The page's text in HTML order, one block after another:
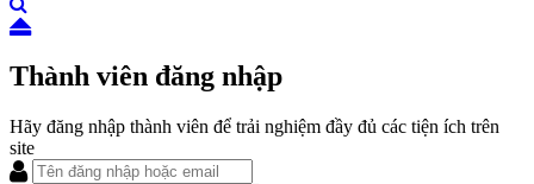
Thành viên đăng nhập
Hãy đăng nhập thành viên để trải nghiệm đầy đủ các tiện ích trên
site